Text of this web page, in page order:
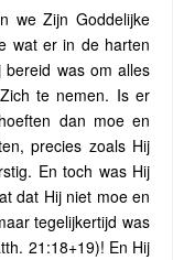
we Zijn Goddelijke
wat er in de harten
was om alles
te nemen. Is er
dan moe en
precies zoals Hij
En toch was Hij
dat Hij niet moe en
tegelijkertijd was
21:18+19)! En Hij